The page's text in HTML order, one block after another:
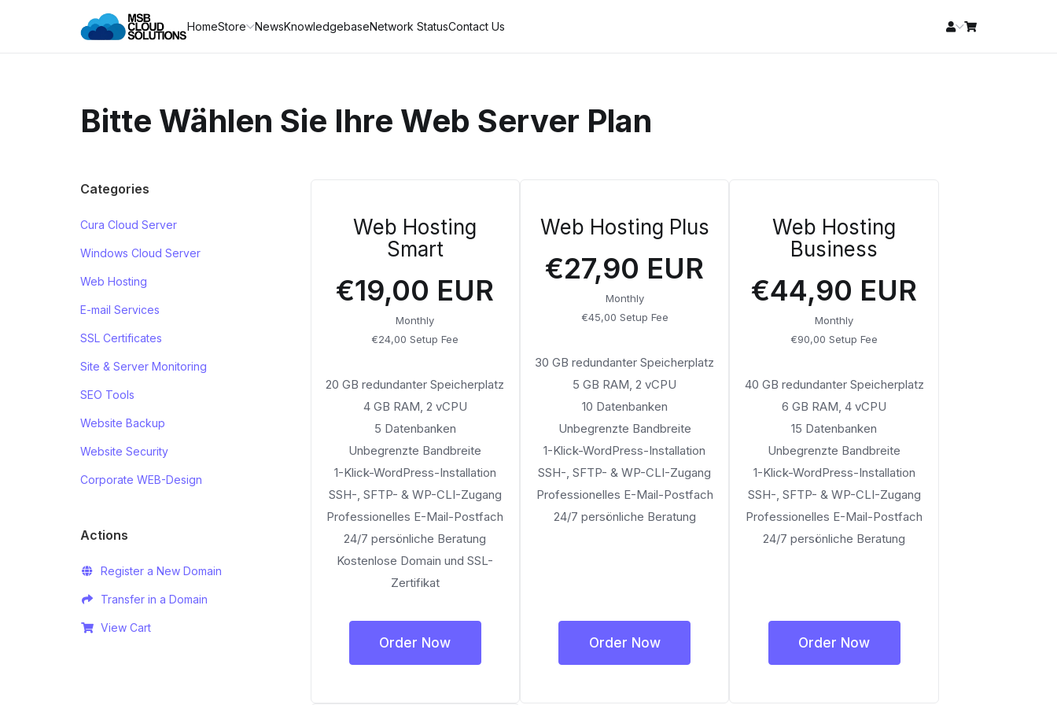
HomeStore NewsKnowledgebaseNetwork StatusContact Us
Bitte Wählen Sie Ihre Web Server Plan
Categories
Cura Cloud Server
Windows Cloud Server
Web Hosting
E-mail Services
SSL Certificates
Site & Server Monitoring
SEO Tools
Website Backup
Website Security
Corporate WEB-Design
Actions
Register a New Domain
Transfer in a Domain
View Cart
Web Hosting
Smart
€19,00 EUR
Monthly
€24,00 Setup Fee
20 GB redundanter Speicherplatz
4 GB RAM, 2 vCPU
5 Datenbanken
Unbegrenzte Bandbreite
1-Klick-WordPress-Installation
SSH-, SFTP- & WP-CLI-Zugang
Professionelles E-Mail-Postfach
24/7 persönliche Beratung
Kostenlose Domain und SSL-
Zertifikat
Order Now
Web Hosting Plus
€27,90 EUR
Monthly
€45,00 Setup Fee
30 GB redundanter Speicherplatz
5 GB RAM, 2 vCPU
10 Datenbanken
Unbegrenzte Bandbreite
1-Klick-WordPress-Installation
SSH-, SFTP- & WP-CLI-Zugang
Professionelles E-Mail-Postfach
24/7 persönliche Beratung
Order Now
Web Hosting
Business
€44,90 EUR
Monthly
€90,00 Setup Fee
40 GB redundanter Speicherplatz
6 GB RAM, 4 vCPU
15 Datenbanken
Unbegrenzte Bandbreite
1-Klick-WordPress-Installation
SSH-, SFTP- & WP-CLI-Zugang
Professionelles E-Mail-Postfach
24/7 persönliche Beratung
Order Now